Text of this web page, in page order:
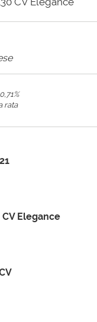
rata
CV Elegance